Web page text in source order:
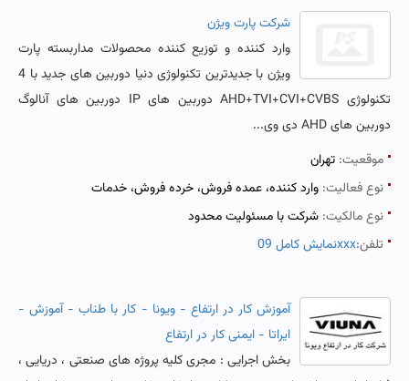
شرکت پارت ویژن
وارد کننده و توزیع کننده محصولات مداربسته پارت
ویژن با جدیدترین تکنولوژی دنیا دوربین های جدید با 4
تکنولوژی AHD+TVI+CVI+CVBS دوربین های IP دوربین های آنالوگ
دوربین های AHD دی وی...
موقعیت: تهران
نوع فعالیت: وارد کننده، عمده فروش، خرده فروش، خدمات
نوع مالکیت: شرکت با مسئولیت محدود
تلفن:نمایش کامل 09xxx
آموزش کار در ارتفاع - ویونا - کار با طناب - آموزش -
ایراتا - ایمنی کار در ارتفاع
بخش اجرایی : مجری کلیه پروژه های صنعتی ، دریایی ،